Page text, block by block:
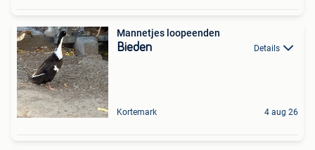
Mannetjes loopeenden
Bieden Details
Kortemark 4 aug 26